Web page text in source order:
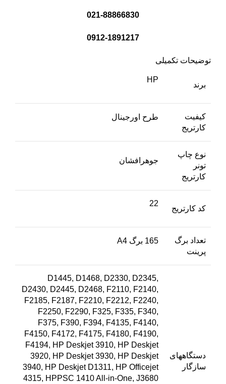
021-88866830
0912-1891217
توضیحات تکمیلی
برند
HP
کیفیت
کارتریج
طرح اورجینال
نوع چاپ
تونر
کارتریج
جوهرافشان
کد کارتریج
22
تعداد برگ
پرینت
165 برگ A4
دستگاههای
سازگار
D1445, D1468, D2330, D2345,
D2430, D2445, D2468, F2110, F2140,
F2185, F2187, F2210, F2212, F2240,
F2250, F2290, F325, F335, F340,
F375, F390, F394, F4135, F4140,
F4150, F4172, F4175, F4180, F4190,
F4194, HP Deskjet 3910, HP Deskjet
3920, HP Deskjet 3930, HP Deskjet
3940, HP Deskjet D1311, HP Officejet
4315, HPPSC 1410 All-in-One, J3680